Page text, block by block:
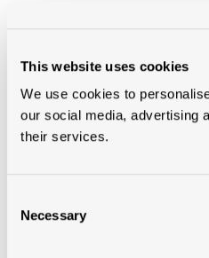
This website uses cookies
We use cookies to
our social media, advertising
their services.
Selection
Necessary